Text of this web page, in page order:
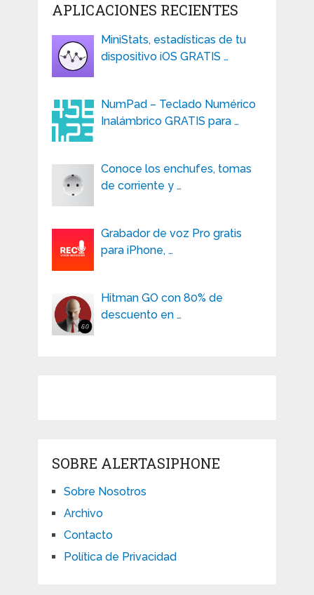
APLICACIONES RECIENTES
MiniStats, estadísticas de tu
dispositivo iOS GRATIS …
NumPad – Teclado Numérico
Inalámbrico GRATIS para …
Conoce los enchufes, tomas
de corriente y …
Grabador de voz Pro gratis
para iPhone, …
Hitman GO con 80% de
descuento en …
SOBRE ALERTASIPHONE
Sobre Nosotros
Archivo
Contacto
Política de Privacidad